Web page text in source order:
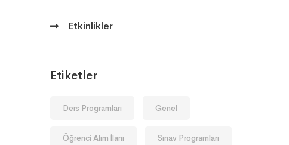
Etkinlikler
Etiketler
Ders Programları Genel
Öğrenci Alım İlanı Sınav Programları